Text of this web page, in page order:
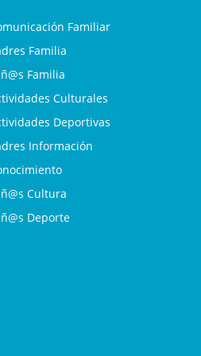
Familiar
Familia
Familia
Culturales
Deportivas
Información
Cultura
Deporte